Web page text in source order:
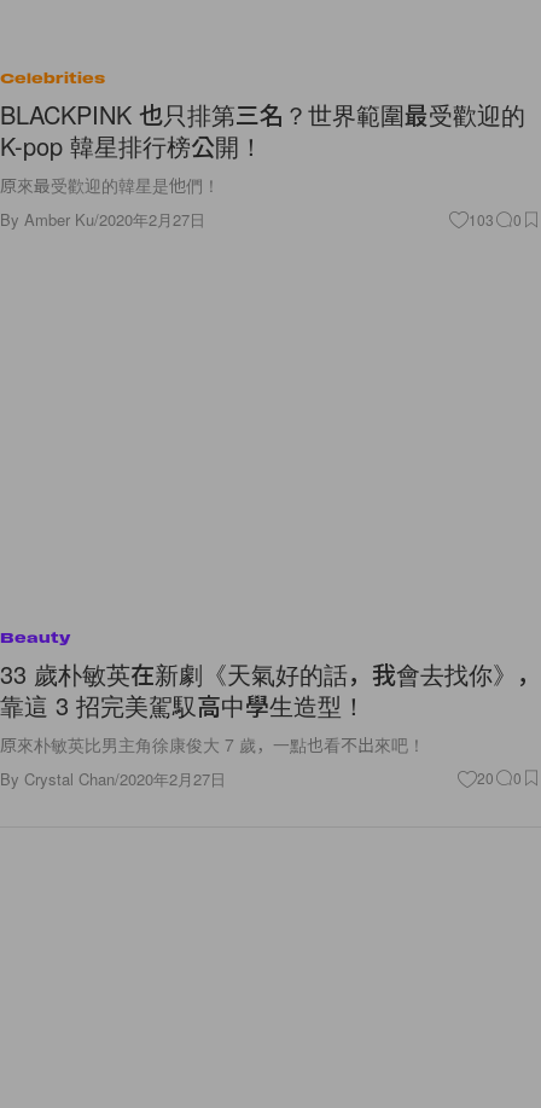
Celebrities
BLACKPINK 也只排第三名？世界範圍最受歡迎的
K-pop 韓星排行榜公開！
原來最受歡迎的韓星是他們！
By Amber Ku/2020年2月27日 103 0
Beauty
33 歲朴敏英在新劇《天氣好的話，我會去找你》，
靠這 3 招完美駕馭高中學生造型！
原來朴敏英比男主角徐康俊大 7 歲，一點也看不出來吧！
By Crystal Chan/2020年2月27日 20 0